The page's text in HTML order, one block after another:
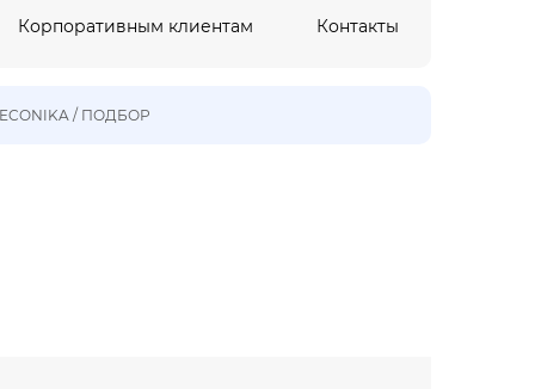
Корпоративным клиентам Контакты
/ ПОДБОР